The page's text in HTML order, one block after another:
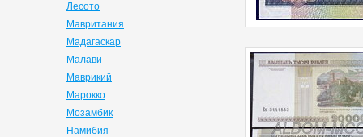
Лесото
Мавритания
Мадагаскар
Малави
Маврикий
Марокко
Мозамбик
Намибия